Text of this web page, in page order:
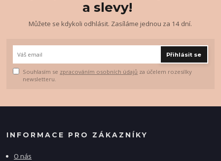
a slevy!
Můžete se kdykoli odhlásit. Zasíláme jednou za 14 dní.
Přihlásit se
Souhlasím se zpracováním osobních údajů za účelem rozesílky
newsletteru.
INFORMACE PRO ZÁKAZNÍKY
O nás